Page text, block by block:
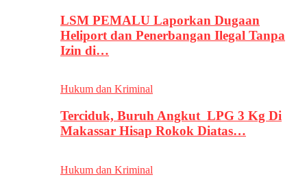
LSM PEMALU Laporkan Dugaan
Heliport dan Penerbangan Ilegal Tanpa
Izin di…
Hukum dan Kriminal
Terciduk, Buruh Angkut LPG 3 Kg Di
Makassar Hisap Rokok Diatas…
Hukum dan Kriminal